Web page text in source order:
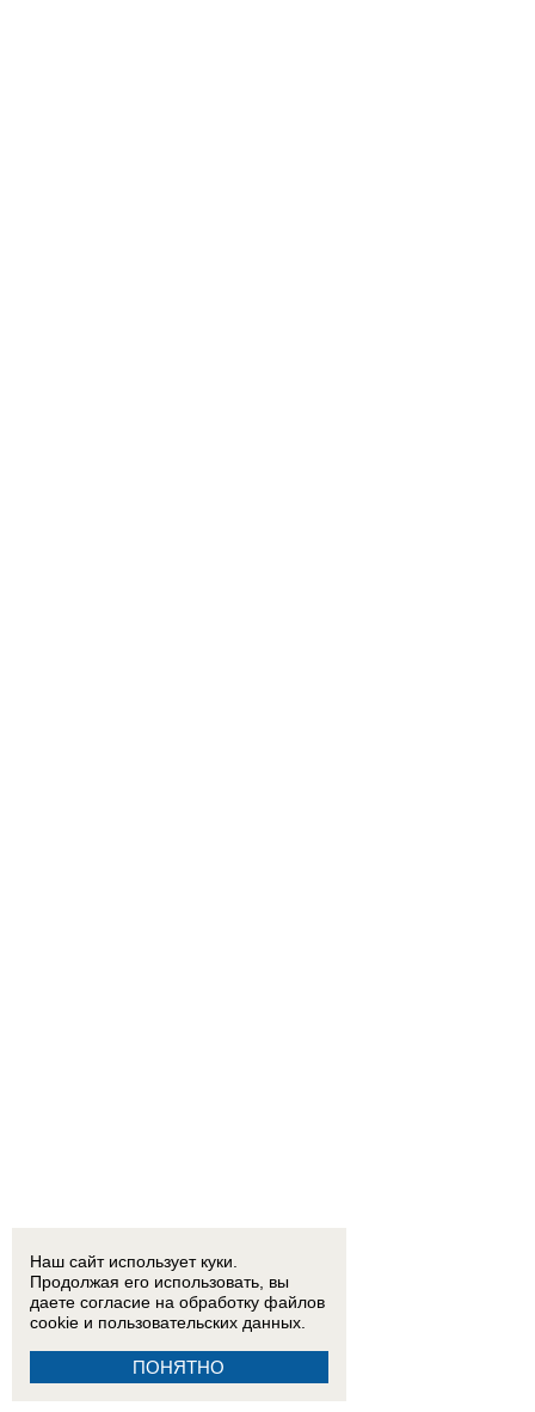
Наш сайт использует куки.
Продолжая его использовать, вы
даете согласие на обработку файлов
cookie и пользовательских данных.
ПОНЯТНО